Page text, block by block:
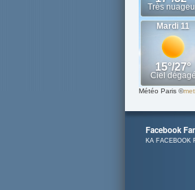
Météo Paris ©
Facebook
KA FACEBOOK